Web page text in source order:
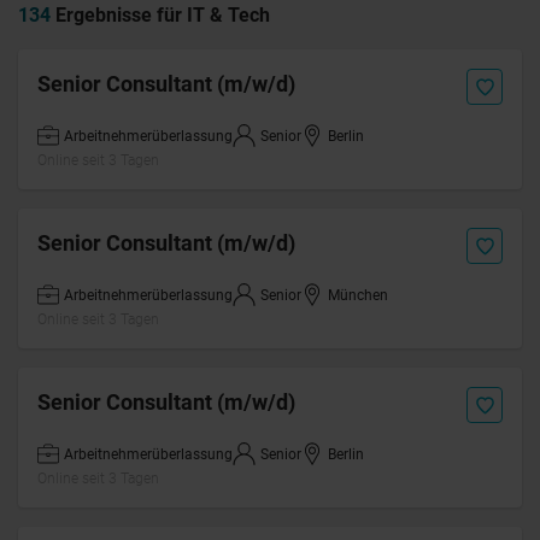
134 Ergebnisse für IT & Tech
Senior Consultant (m/w/d)
Arbeitnehmerüberlassung Senior
Berlin
Senior Consultant (m/w/d)
Arbeitnehmerüberlassung Senior
München
Senior Consultant (m/w/d)
Arbeitnehmerüberlassung Senior
Berlin